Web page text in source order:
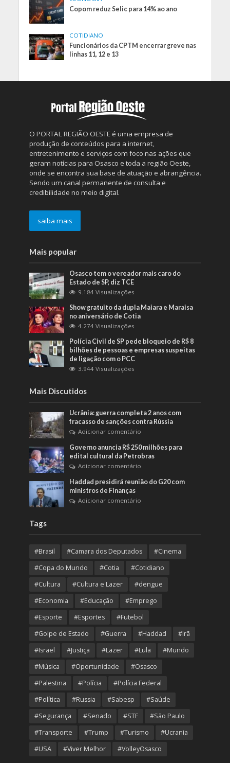
Copom reduz Selic para 14% ao ano
COTIDIANO
Funcionários da CPTM encerrar greve nas
linhas 11, 12 e 13
O PORTAL REGIÃO OESTE é uma empresa de
produção de conteúdos para a internet,
entretenimento e serviços com foco nas ações que
geram notícias para Osasco e toda a região Oeste,
onde se encontra sua base de atuação e abrangência.
Sendo um canal permanente de consulta e
credibilidade no meio digital.
saiba mais
Mais popular
Osasco tem o vereador mais caro do
Estado de SP, diz TCE
9.184 Visualizações
Show gratuito da dupla Maiara e Maraisa
no aniversário de Cotia
4.274 Visualizações
Polícia Civil de SP pede bloqueio de R$ 8
bilhões de pessoas e empresas suspeitas
de ligação com o PCC
3.944 Visualizações
Mais Discutidos
Ucrânia: guerra completa 2 anos com
fracasso de sanções contra Rússia
Adicionar comentário
Governo anuncia R$ 250 milhões para
edital cultural da Petrobras
Adicionar comentário
Haddad presidirá reunião do G20 com
ministros de Finanças
Adicionar comentário
Tags
#Brasil #Camara dos Deputados
#Cinema
#Copa do Mundo
#Cotia
#Cotidiano
#Cultura
#Cultura e Lazer
#dengue
#Economia
#Educação
#Emprego
#Esporte
#Esportes
#Futebol
#Golpe de Estado
#Guerra #Haddad
#Irã
#Israel
#Justiça #Lazer #Lula
#Mundo
#Música
#Oportunidade
#Osasco
#Palestina
#Polícia
#Polícia Federal
#Política
#Russia #Sabesp
#Saúde
#Segurança
#Senado #STF
#São Paulo
#Transporte
#Trump #Turismo
#Ucrania
#USA
#Viver Melhor #VolleyOsasco